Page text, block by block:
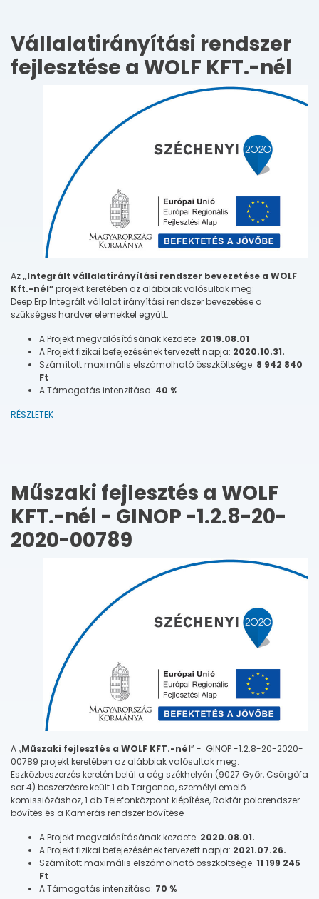
Vállalatirányítási rendszer
fejlesztése a WOLF KFT.-nél
Az„Integrált vállalatirányítási rendszer bevezetése a WOLF
Kft.-nél”projekt keretében az alábbiak valósultak meg:
Deep.Erp Integrált vállalat irányítási rendszer bevezetése a
szükséges hardver elemekkel együtt.
A Projekt megvalósításának kezdete: 2019.08.01
A Projekt fizikai befejezésének tervezett napja: 2020.10.31.
Számított maximális elszámolható összköltsége: 8 942 840
Ft
A Támogatás intenzitása: 40 %
RÉSZLETEK
Műszaki fejlesztés a WOLF
KFT.-nél - GINOP -1.2.8-20-
2020-00789
A „Műszaki fejlesztés a WOLF KFT.-nél” - GINOP -1.2.8-20-2020-
00789 projekt keretében az alábbiak valósultak meg:
Eszközbeszerzés keretén belül a cég székhelyén (9027 Győr, Csörgőfa
sor 4) beszerzésre keült 1 db Targonca, személyi emelő
komissiózáshoz, 1 db Telefonközpont kiépítése, Raktár polcrendszer
bővítés és a Kamerás rendszer bővítése
A Projekt megvalósításának kezdete: 2020.08.01.
A Projekt fizikai befejezésének tervezett napja: 2021.07.26.
Számított maximális elszámolható összköltsége: 11 199 245
Ft
A Támogatás intenzitása: 70 %